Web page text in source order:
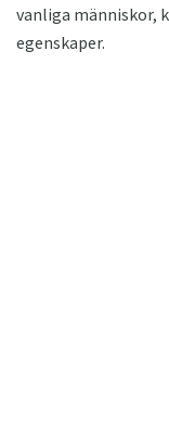
vanliga människor,
egenskaper.